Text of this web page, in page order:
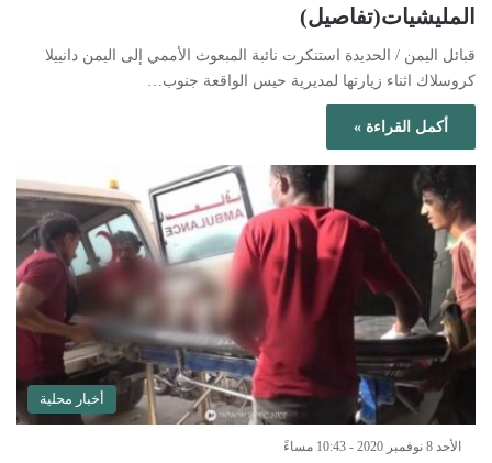
المليشيات(تفاصيل)
قبائل اليمن / الحديدة استنكرت نائبة المبعوث الأممي إلى اليمن دانييلا
كروسلاك اثناء زيارتها لمديرية حيس الواقعة جنوب…
أكمل القراءة »
أخبار محلية
الأحد 8 نوفمبر 2020 - 10:43 مساءً